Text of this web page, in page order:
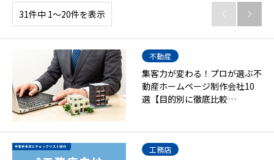
31件中 1〜20件を表示  
不動産
集客力が変わる！プロが選ぶ不
動産ホームページ制作会社10
選【目的別に徹底比較…
工務店